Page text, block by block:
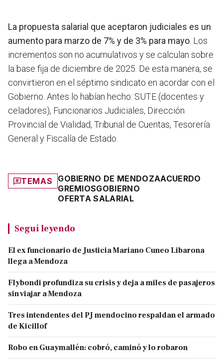
La propuesta salarial que aceptaron judiciales es un
aumento para marzo de 7% y de 3% para mayo . Los
incrementos son no acumulativos y se calculan sobre
la base fija de diciembre de 2025. De esta manera, se
convirtieron en el séptimo sindicato en acordar con el
Gobierno. Antes lo habían hecho: SUTE (docentes y
celadores), Funcionarios Judiciales, Dirección
Provincial de Vialidad, Tribunal de Cuentas, Tesorería
General y Fiscalía de Estado.
TEMAS GOBIERNO DE MENDOZAACUERDO
GREMIOSGOBIERNO
OFERTA SALARIAL
Seguí leyendo
El ex funcionario de Justicia Mariano Cuneo Libarona
llega a Mendoza
Flybondi profundiza su crisis y deja a miles de pasajeros
sin viajar a Mendoza
Tres intendentes del PJ mendocino respaldan el armado
de Kicillof
Robo en Guaymallén: cobró, caminó y lo robaron